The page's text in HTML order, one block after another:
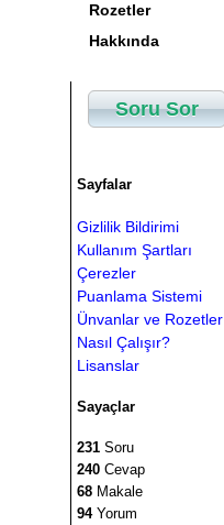
Rozetler
Hakkında
Soru Sor
Sayfalar
Gizlilik Bildirimi
Kullanım Şartları
Çerezler
Puanlama Sistemi
Ünvanlar ve Rozetler
Nasıl Çalışır?
Lisanslar
Sayaçlar
231 Soru
240 Cevap
68 Makale
94Yorum